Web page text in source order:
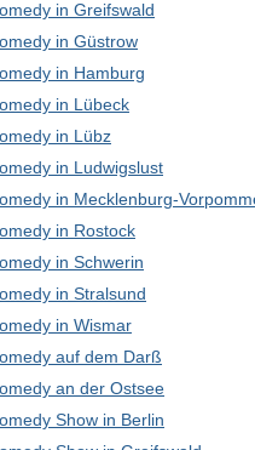
in Greifswald
in Güstrow
in Hamburg
in Lübeck
in Lübz
in Ludwigslust
in Mecklenburg-
in Rostock
in Schwerin
in Stralsund
in Wismar
auf dem Darß
an der Ostsee
Show in Berlin